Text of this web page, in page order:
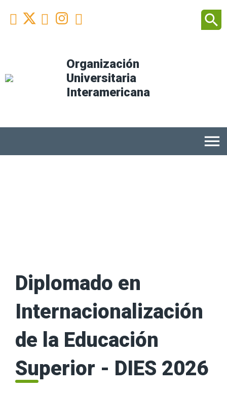
Organización
Universitaria
Interamericana
 Facebook
 YoutubeInstagram
 search
menu
Diplomado en
Internacionalización
de la Educación
Superior - DIES 2026